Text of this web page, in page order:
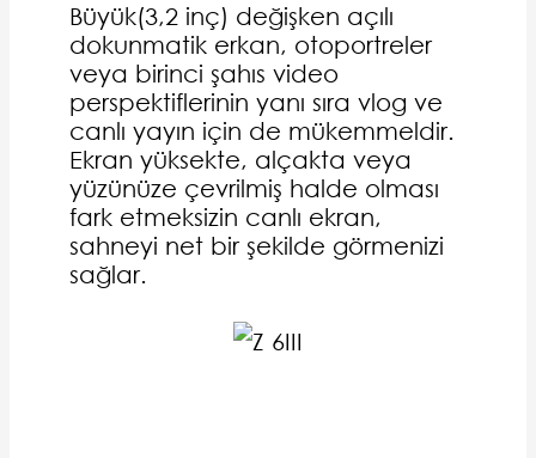
Büyük(3,2 inç) değişken açılı
dokunmatik erkan, otoportreler
veya birinci şahıs video
perspektiflerinin yanı sıra vlog ve
canlı yayın için de mükemmeldir.
Ekran yüksekte, alçakta veya
yüzünüze çevrilmiş halde olması
fark etmeksizin canlı ekran,
sahneyi net bir şekilde görmenizi
sağlar.